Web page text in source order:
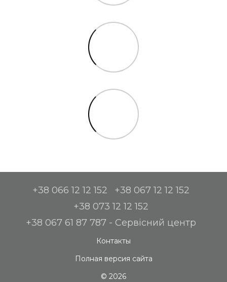
+38 066 12 12 152
+38 067 12 12 152
+38 073 12 12 152
+38 067 61 87 787 - Сервісний центр
Контакты
Полная версия сайта
© 2026